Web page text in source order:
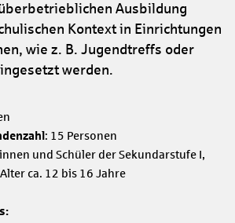
Ausbildung
Kontext in Einrichtungen
wie z. B. Jugendtreffs oder
werden.
: 15 Personen
und Schüler der Sekundarstufe I,
ca. 12 bis 16 Jahre